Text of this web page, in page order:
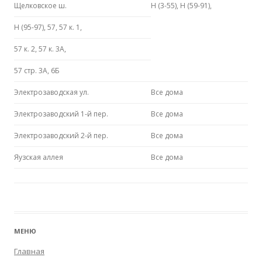
Щелковское ш. Н (3-55), Н (59-91),
Н (95-97), 57, 57 к. 1,
57 к. 2, 57 к. 3А,
57 стр. 3А, 6Б
Электрозаводская ул. Все дома
Электрозаводский 1-й пер. Все дома
Электрозаводский 2-й пер. Все дома
Яузская аллея Все дома
МЕНЮ
Главная